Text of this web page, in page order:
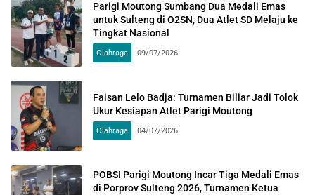
Parigi Moutong Sumbang Dua Medali Emas
untuk Sulteng di O2SN, Dua Atlet SD Melaju ke
Tingkat Nasional
Olahraga 09/07/2026
Faisan Lelo Badja: Turnamen Biliar Jadi Tolok
Ukur Kesiapan Atlet Parigi Moutong
Olahraga 04/07/2026
POBSI Parigi Moutong Incar Tiga Medali Emas
di Porprov Sulteng 2026, Turnamen Ketua